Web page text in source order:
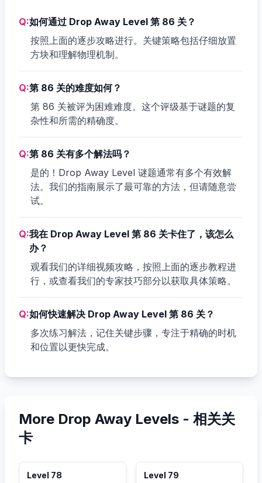
Q:如何通过 Drop Away Level 第 86 关？
按照上面的逐步攻略进行。关键策略包括仔细放置
方块和理解物理机制。
Q:第 86 关的难度如何？
第 86 关被评为困难难度。这个评级基于谜题的复
杂性和所需的精确度。
Q:第 86 关有多个解法吗？
是的！Drop Away Level 谜题通常有多个有效解
法。我们的指南展示了最可靠的方法，但请随意尝
试。
Q:我在 Drop Away Level 第 86 关卡住了，该怎么
办？
观看我们的详细视频攻略，按照上面的逐步教程进
行，或查看我们的专家技巧部分以获取具体策略。
Q:如何快速解决 Drop Away Level 第 86 关？
多次练习解法，记住关键步骤，专注于精确的时机
和位置以更快完成。
More Drop Away Levels - 相关关
卡
Level 78 Level 79